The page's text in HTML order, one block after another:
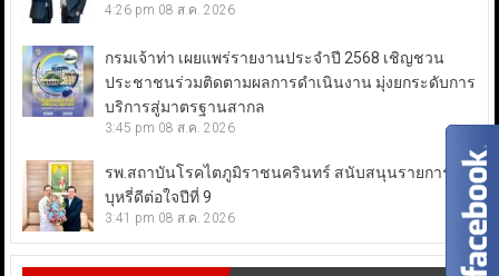
4:26 pm 08 ส.ค. 2026
กรมเจ้าท่า เผยแพร่รายงานประจำปี 2568 เชิญชวน
ประชาชนร่วมติดตามผลการดำเนินงาน มุ่งยกระดับการ
บริการสู่มาตรฐานสากล
3:45 pm 08 ส.ค. 2026
รพ.สถาบันโรคไตภูมิราชนครินทร์ สนับสนุนรายการเลิก
บุหรี่ดีต่อใจปีที่ 9
3:41 pm 08 ส.ค. 2026